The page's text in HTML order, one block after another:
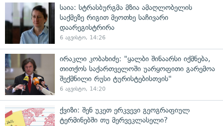
საია: სტრასბურგმა მზია ამაღლობელის
საქმეზე რიგით მეოთხე საჩივარი
დაარეგისტრირა
6 აგვისტო, 14:26
ირაკლი კობახიძე: "ყალბი შინაარსი იქმნება,
თითქოს საქართველოში უარყოფითი გარემოა
შექმნილი რუსი ტურისტებისთვის"
6 აგვისტო, 14:20
ქვიზი: შენ უკეთ ერკვევი გეოგრაფიულ
ტერმინებში თუ მერვეკლასელი?